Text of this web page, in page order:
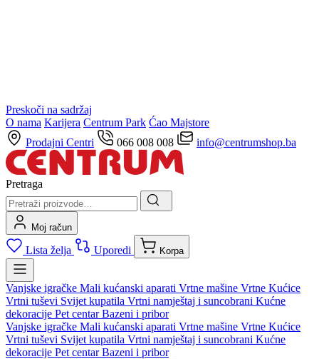
Preskoči na sadržaj
O nama Karijera Centrum Park Ćao Majstore
Prodajni Centri
066 008 008 info@centrumshop.ba
Pretraga
Moj račun
Lista želja Uporedi Korpa
Vanjske igračke Mali kućanski aparati Vrtne mašine Vrtne Kućice
Vrtni tuševi Svijet kupatila Vrtni namještaj i suncobrani Kućne
dekoracije Pet centarBazeni i pribor
Vanjske igračke Mali kućanski aparati Vrtne mašine Vrtne Kućice
Vrtni tuševi Svijet kupatila Vrtni namještaj i suncobrani Kućne
dekoracije Pet centarBazeni i pribor